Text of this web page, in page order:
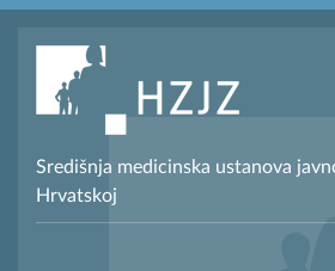
Središnja medicinska ustanova
Hrvatskoj